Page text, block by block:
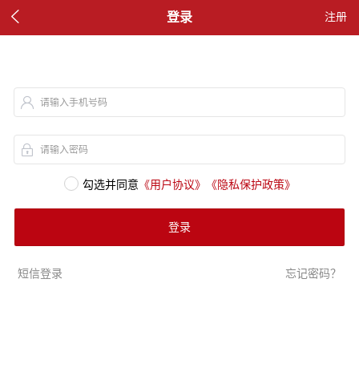
 登录 注册
请输入手机号码
请输入密码
勾选并同意 《用户协议》 《隐私保护政策》
登录
短信登录 忘记密码？